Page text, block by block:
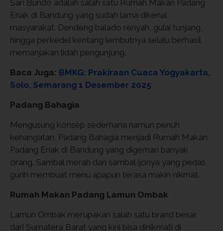
Sari Bundo adalah salah satu Rumah Makan Padang
Enak di Bandung yang sudah lama dikenal
masyarakat. Dendeng balado renyah, gulai tunjang,
hingga perkedel kentang lembutnya selalu berhasil
memanjakan lidah pengunjung.
Baca Juga: BMKG: Prakiraan Cuaca Yogyakarta,
Solo, Semarang 1 Desember 2025
Padang Bahagia
Mengusung konsep sederhana namun penuh
kehangatan, Padang Bahagia menjadi Rumah Makan
Padang Enak di Bandung yang digemari banyak
orang. Sambal merah dan sambal ijonya yang pedas
gurih membuat menu apapun terasa makin nikmat.
Rumah Makan Padang Lamun Ombak
Lamun Ombak merupakan salah satu brand besar
dari Sumatera Barat yang kini bisa dinikmati di